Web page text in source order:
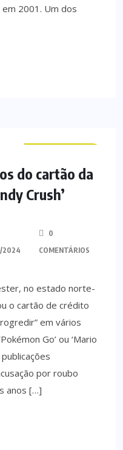
2001. Um dos
do cartão da
Crush’
2024
0
COMENTÁRIOS
no estado norte-
o cartão de crédito
em vários
Go’ ou ‘Mario
por roubo
anos […]